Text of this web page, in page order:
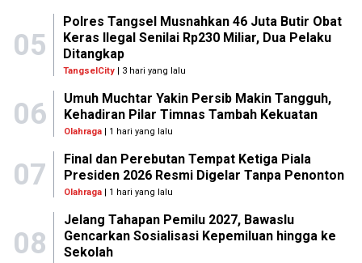
05
Polres Tangsel Musnahkan 46 Juta Butir Obat
Keras Ilegal Senilai Rp230 Miliar, Dua Pelaku
Ditangkap
TangselCity | 3 hari yang lalu
06
Umuh Muchtar Yakin Persib Makin Tangguh,
Kehadiran Pilar Timnas Tambah Kekuatan
Olahraga| 1 hari yang lalu
07
Final dan Perebutan Tempat Ketiga Piala
Presiden 2026 Resmi Digelar Tanpa Penonton
Olahraga| 1 hari yang lalu
08
Jelang Tahapan Pemilu 2027, Bawaslu
Gencarkan Sosialisasi Kepemiluan hingga ke
Sekolah